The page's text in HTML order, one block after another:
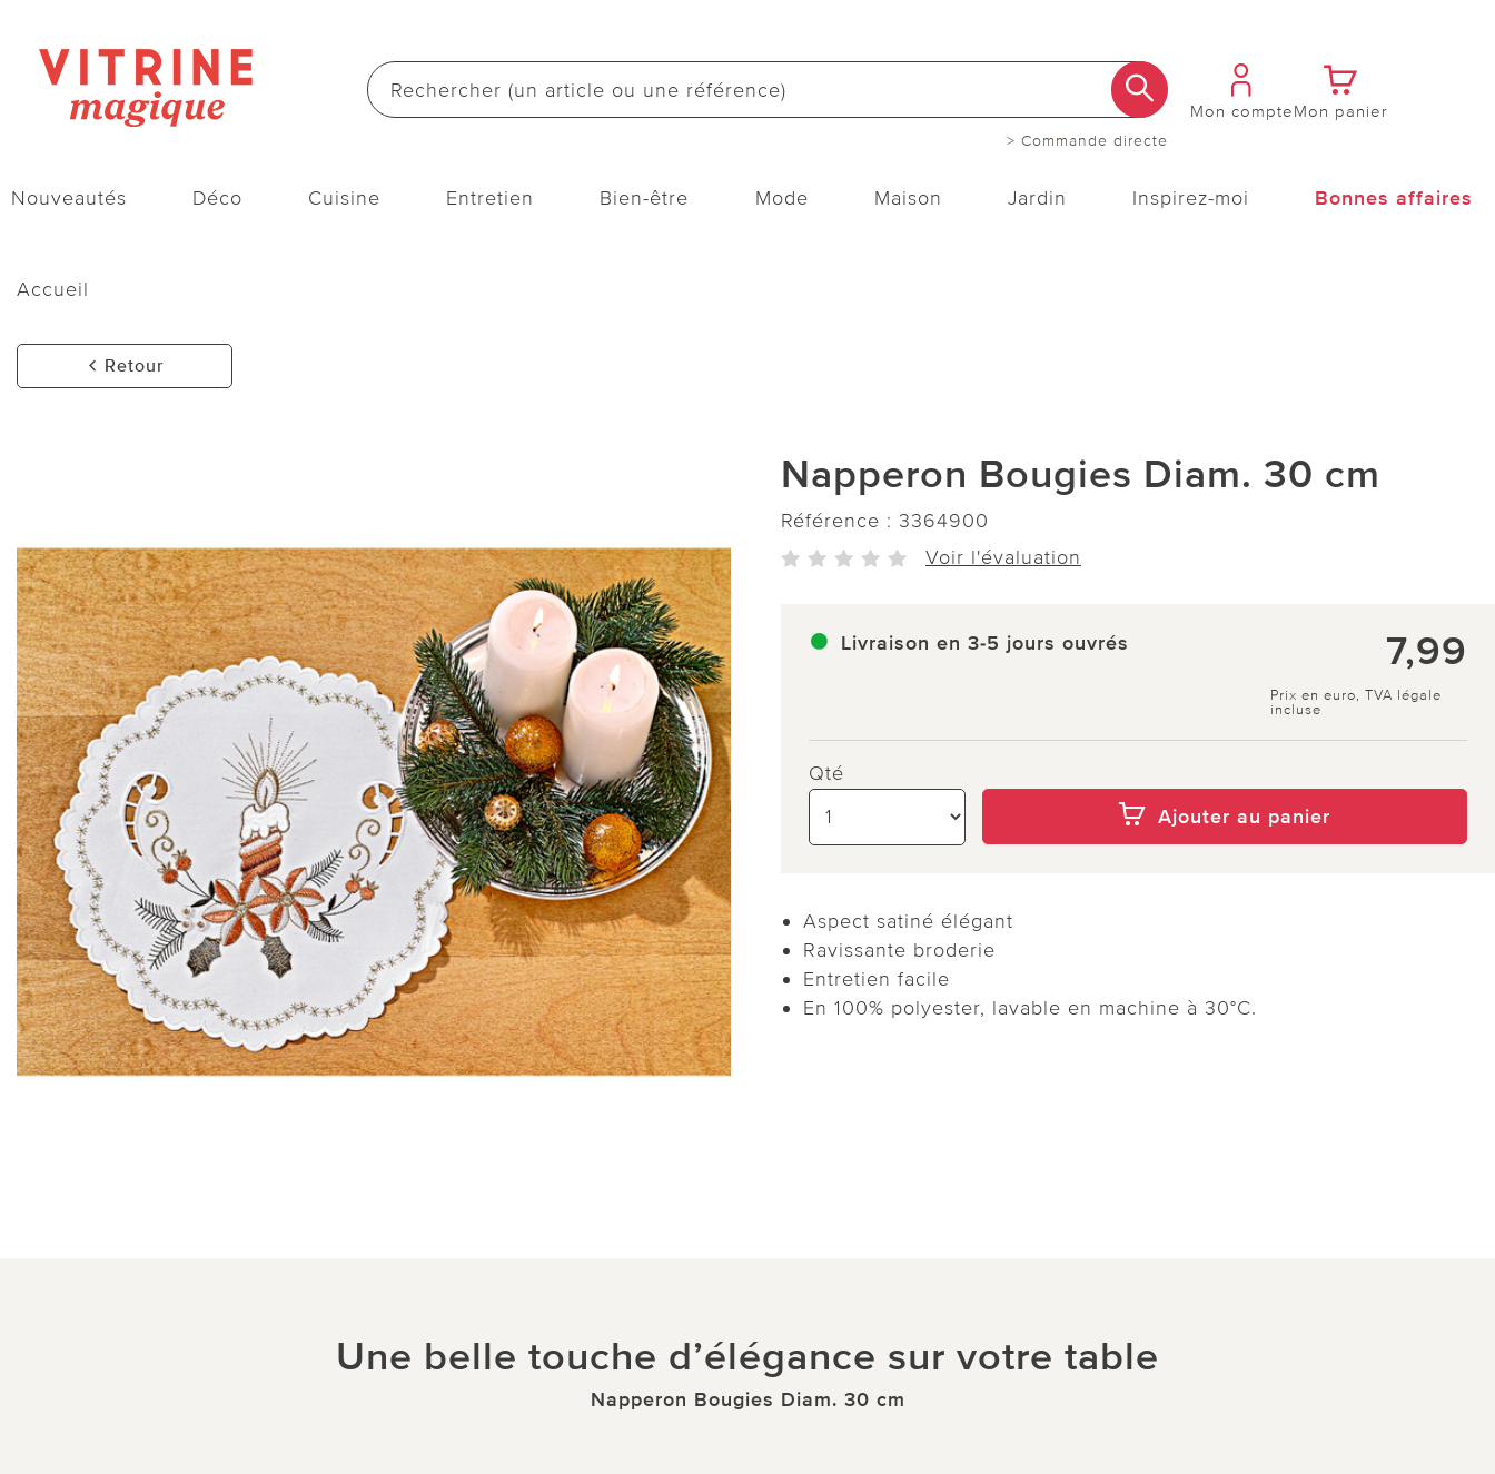
> Commande directe
Mon compteMon panier
Nouveautés Déco Cuisine Entretien Bien-être Mode Maison Jardin Inspirez-moi Bonnes affaires
Accueil
Retour
Napperon Bougies Diam. 30 cm
Référence : 3364900
Voir l'évaluation
Livraison en 3-5 jours ouvrés 7,99
Prix en euro, TVA légale
incluse
Qté
Ajouter au panier
Aspect satiné élégant
Ravissante broderie
Entretien facile
En 100% polyester, lavable en machine à 30°C.
Une belle touche d’élégance sur votre table
Napperon Bougies Diam. 30 cm